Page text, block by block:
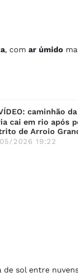
, com ar úmido
caminhão
cai em rio após
de Arroio
2026 19:22
de sol entre